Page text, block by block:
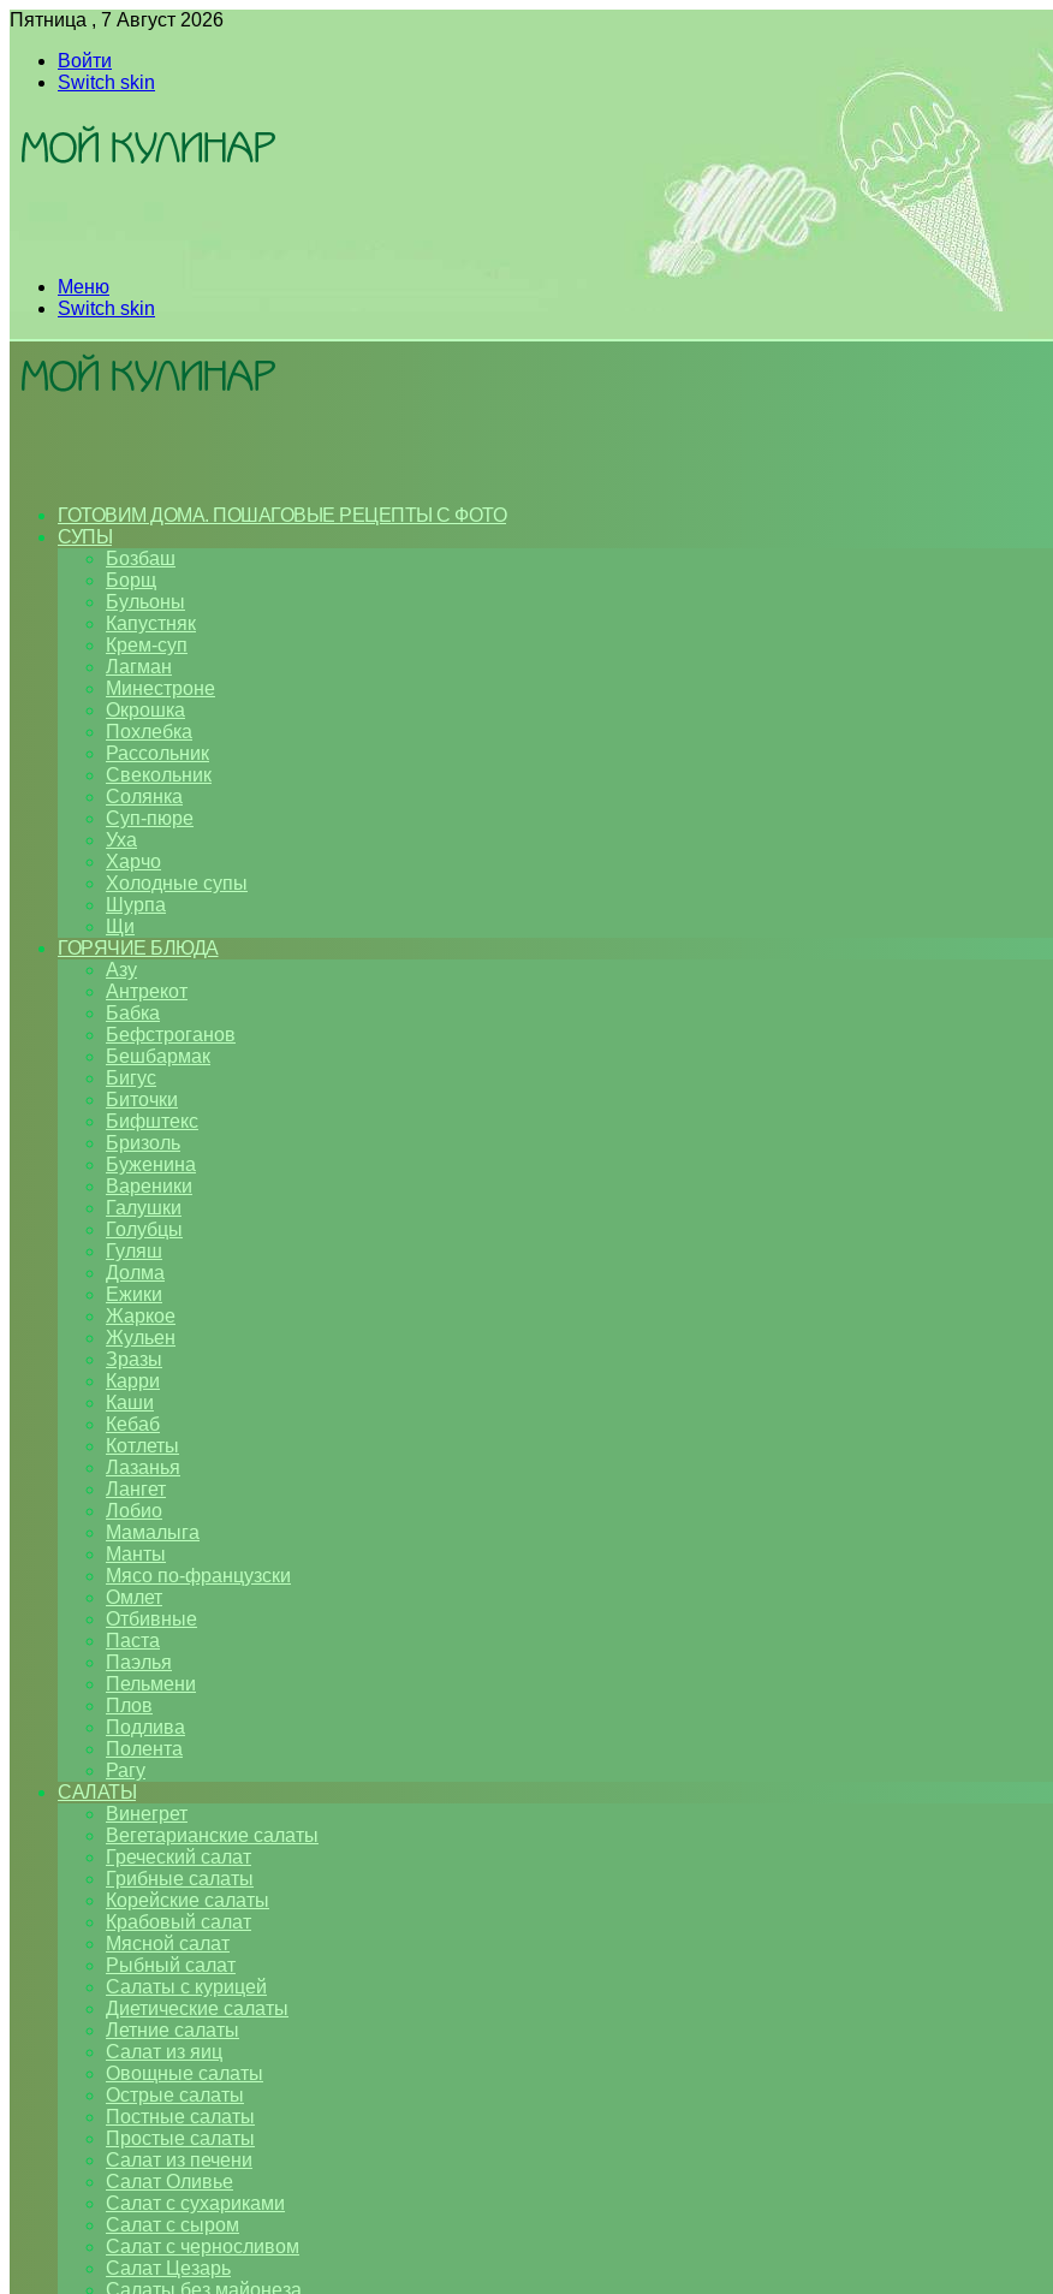
Пятница , 7 Август 2026
Войти
Switch skin
Меню
Switch skin
ГОТОВИМ ДОМА. ПОШАГОВЫЕ РЕЦЕПТЫ С ФОТО
СУПЫ
Бозбаш
Борщ
Бульоны
Капустняк
Крем-суп
Лагман
Минестроне
Окрошка
Похлебка
Рассольник
Свекольник
Солянка
Суп-пюре
Уха
Харчо
Холодные супы
Шурпа
Щи
ГОРЯЧИЕ БЛЮДА
Азу
Антрекот
Бабка
Бефстроганов
Бешбармак
Бигус
Биточки
Бифштекс
Бризоль
Буженина
Вареники
Галушки
Голубцы
Гуляш
Долма
Ежики
Жаркое
Жульен
Зразы
Карри
Каши
Кебаб
Котлеты
Лазанья
Лангет
Лобио
Мамалыга
Манты
Мясо по-французски
Омлет
Отбивные
Паста
Паэлья
Пельмени
Плов
Подлива
Полента
Рагу
САЛАТЫ
Винегрет
Вегетарианские салаты
Греческий салат
Грибные салаты
Корейские салаты
Крабовый салат
Мясной салат
Рыбный салат
Салаты с курицей
Диетические салаты
Летние салаты
Салат из яиц
Овощные салаты
Острые салаты
Постные салаты
Простые салаты
Салат из печени
Салат Оливье
Салат с сухариками
Салат с сыром
Салат с черносливом
Салат Цезарь
Салаты без майонеза